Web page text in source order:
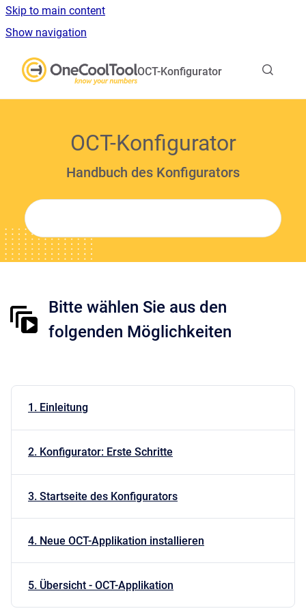
Skip to main content
Show navigation
OCT-Konfigurator
OCT-Konfigurator
Handbuch des Konfigurators
Bitte wählen Sie aus den
folgenden Möglichkeiten
1. Einleitung
2. Konfigurator: Erste Schritte
3. Startseite des Konfigurators
4. Neue OCT-Applikation installieren
5. Übersicht - OCT-Applikation